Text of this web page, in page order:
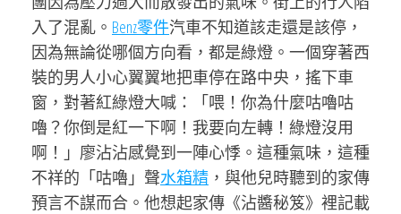
入了混亂。 Benz零件汽車不知道該走還是該停，
因為無論從哪個方向看，都是綠燈。一個穿著西
裝的男人小心翼翼地把車停在路中央，搖下車
窗，對著紅綠燈大喊：「喂！你為什麼咕嚕咕
嚕？你倒是紅一下啊！我要向左轉！綠燈沒用
啊！」廖沾沾感覺到一陣心悸。這種氣味，這種
不祥的「咕嚕」聲水箱精 ，與他兒時聽到的家傳
預言不謀而合。他想起家傳《沾醬秘笈》裡記載